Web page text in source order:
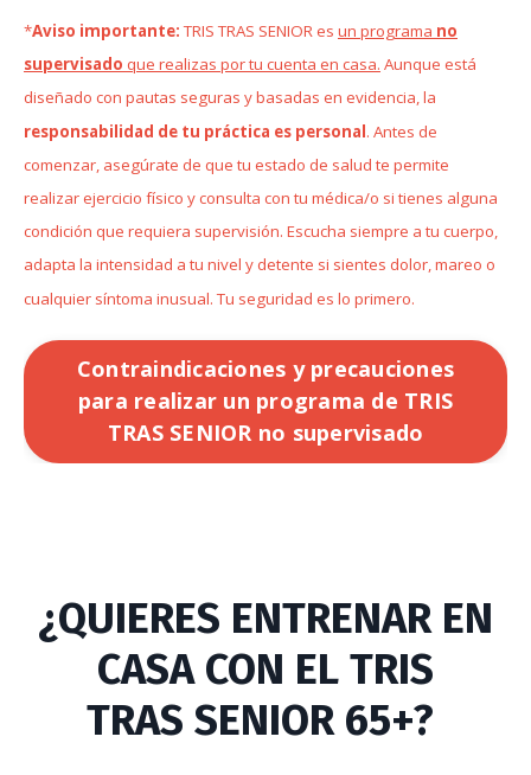
*Aviso importante:TRIS TRAS SENIOR es un programa no
supervisado que realizas por tu cuenta en casa. Aunque está
diseñado con pautas seguras y basadas en evidencia, la
responsabilidad de tu práctica es personal. Antes de
comenzar, asegúrate de que tu estado de salud te permite
realizar ejercicio físico y consulta con tu médica/o si tienes alguna
condición que requiera supervisión. Escucha siempre a tu cuerpo,
adapta la intensidad a tu nivel y detente si sientes dolor, mareo o
cualquier síntoma inusual. Tu seguridad es lo primero.
Contraindicaciones y precauciones
para realizar un programa de TRIS
TRAS SENIOR no supervisado
¿QUIERES ENTRENAR EN
CASA CON EL TRIS
TRAS SENIOR 65+?